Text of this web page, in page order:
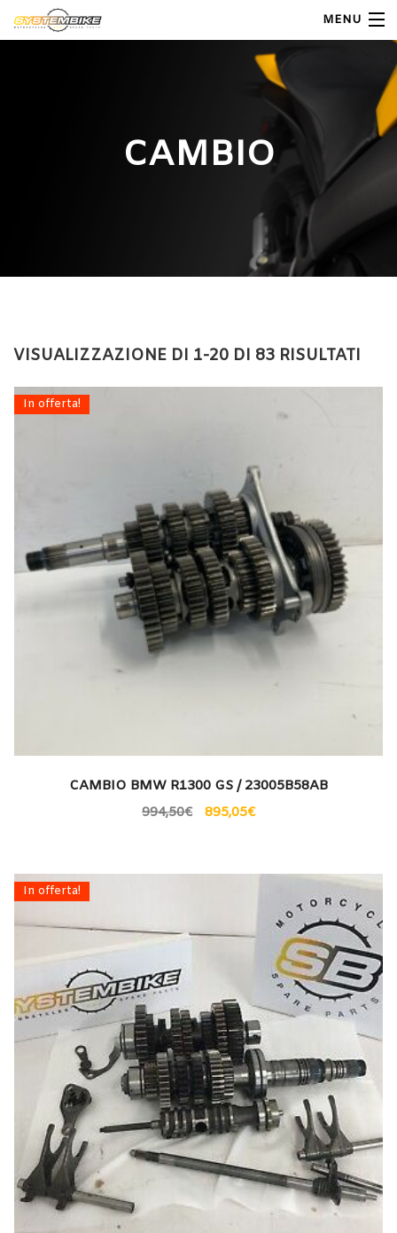
MENU
CAMBIO
VISUALIZZAZIONE DI 1-20 DI 83 RISULTATI
In offerta!
CAMBIO BMW R1300 GS / 23005B58AB
994,50€ 895,05€
In offerta!